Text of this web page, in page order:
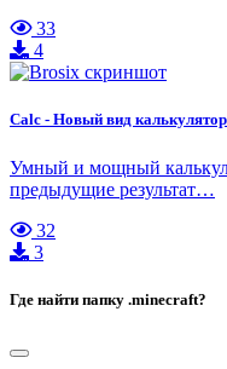
33
4
Calc - Новый вид
Умный и мощный
предыдущие результат…
32
3
Где найти папку .minecraft?